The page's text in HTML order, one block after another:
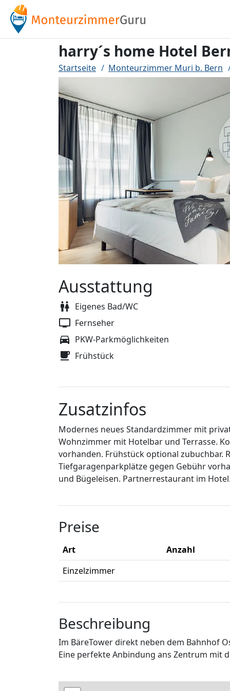
harry´s home Hotel
Startseite Monteurzimmer Muri b. Bern
Ausstattung
Eigenes Bad/WC
Fernseher
PKW-Parkmöglichkeiten
Frühstück
Zusatzinfos
Modernes neues Standardzimmer mit
Wohnzimmer mit Hotelbar und Terrasse.
vorhanden. Frühstück optional zubuchbar.
Tiefgaragenparkplätze gegen Gebühr
und Bügeleisen. Partnerrestaurant im
Preise
Art Anzahl
Einzelzimmer
Beschreibung
Im BäreTower direkt neben dem Bahnhof
Eine perfekte Anbindung ans Zentrum mit